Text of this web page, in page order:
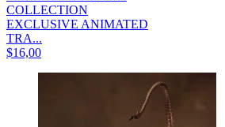
COLLECTION
EXCLUSIVE ANIMATED
TRA...
$16,00